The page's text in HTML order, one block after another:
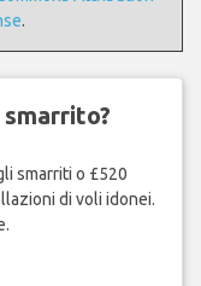
.
smarriti o £520
di voli idonei.